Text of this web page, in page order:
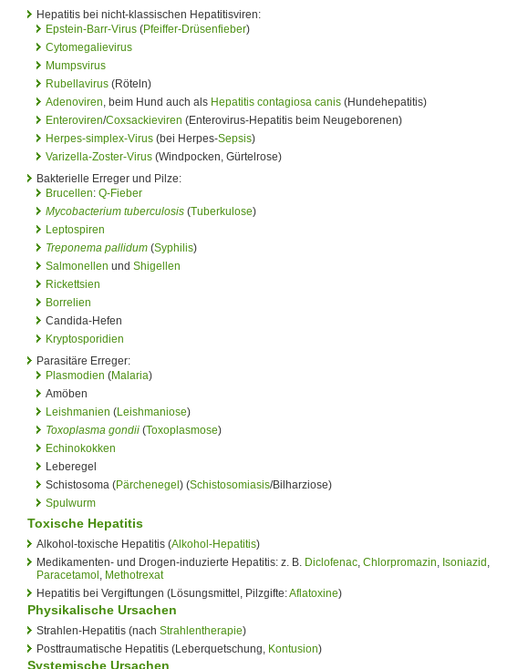
Hepatitis bei nicht-klassischen Hepatitisviren:
Epstein-Barr-Virus (Pfeiffer-Drüsenfieber)
Cytomegalievirus
Mumpsvirus
Rubellavirus (Röteln)
Adenoviren, beim Hund auch als Hepatitis contagiosa canis (Hundehepatitis)
Enteroviren/Coxsackieviren (Enterovirus-Hepatitis beim Neugeborenen)
Herpes-simplex-Virus (bei Herpes-Sepsis)
Varizella-Zoster-Virus (Windpocken, Gürtelrose)
Bakterielle Erreger und Pilze:
Brucellen: Q-Fieber
Mycobacterium tuberculosis (Tuberkulose)
Leptospiren
Treponema pallidum (Syphilis)
Salmonellen und Shigellen
Rickettsien
Borrelien
Candida-Hefen
Kryptosporidien
Parasitäre Erreger:
Plasmodien (Malaria)
Amöben
Leishmanien (Leishmaniose)
Toxoplasma gondii (Toxoplasmose)
Echinokokken
Leberegel
Schistosoma (Pärchenegel ) (Schistosomiasis/Bilharziose)
Spulwurm
Toxische Hepatitis
Alkohol-toxische Hepatitis (Alkohol-Hepatitis)
Medikamenten- und Drogen-induzierte Hepatitis: z. B. Diclofenac, Chlorpromazin, Isoniazid ,
Paracetamol , Methotrexat
Hepatitis bei Vergiftungen (Lösungsmittel, Pilzgifte:Aflatoxine)
Physikalische Ursachen
Strahlen-Hepatitis (nach Strahlentherapie)
Posttraumatische Hepatitis (Leberquetschung, Kontusion)
Systemische Ursachen